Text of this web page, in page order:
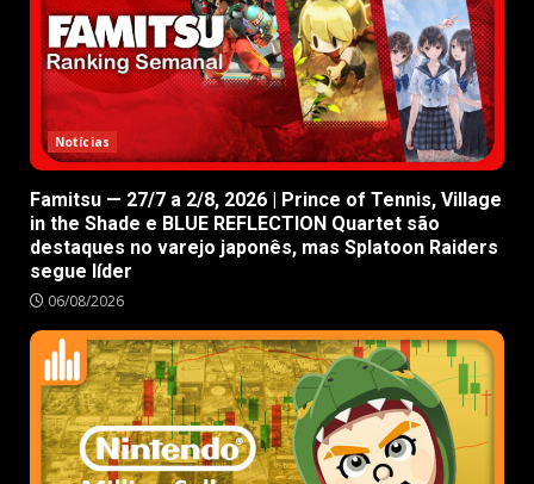
Notícias
Famitsu — 27/7 a 2/8, 2026 | Prince of Tennis, Village
in the Shade e BLUE REFLECTION Quartet são
destaques no varejo japonês, mas Splatoon Raiders
segue líder
06/08/2026